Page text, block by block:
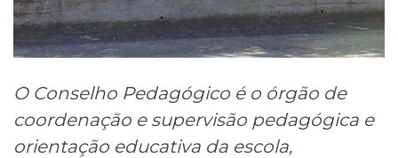
O Conselho Pedagógico é o órgão de
coordenação e supervisão pedagógica e
orientação educativa da escola,